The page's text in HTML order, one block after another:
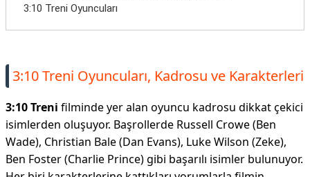
3:10 Treni Oyuncuları
3:10 Treni Oyuncuları, Kadrosu ve Karakterleri
3:10 Treni filminde yer alan oyuncu kadrosu dikkat çekici
isimlerden oluşuyor. Başrollerde Russell Crowe (Ben
Wade), Christian Bale (Dan Evans), Luke Wilson (Zeke),
Ben Foster (Charlie Prince) gibi başarılı isimler bulunuyor.